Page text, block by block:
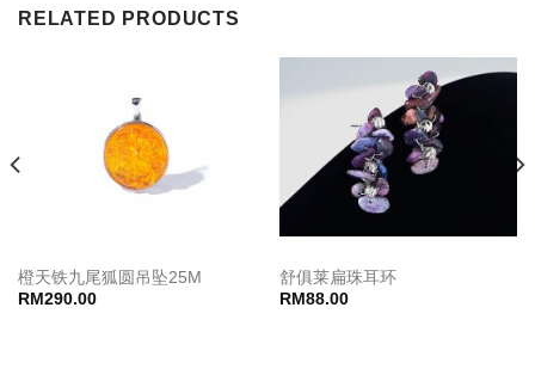
RELATED PRODUCTS
橙天铁九尾狐圆吊坠25M
RM 290.00
舒俱莱扁珠耳环
RM 88.00